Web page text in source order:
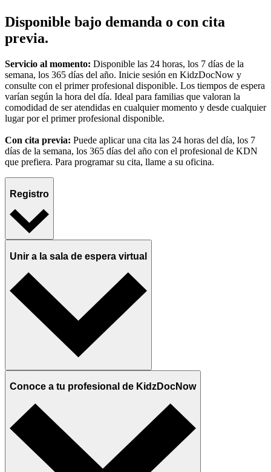
Disponible bajo demanda o con cita
previa.
Servicio al momento: Disponible las 24 horas, los 7 días de la
semana, los 365 días del año. Inicie sesión en KidzDocNow y
consulte con el primer profesional disponible. Los tiempos de espera
varían según la hora del día. Ideal para familias que valoran la
comodidad de ser atendidas en cualquier momento y desde cualquier
lugar por el primer profesional disponible.
Con cita previa: Puede aplicar una cita las 24 horas del día, los 7
días de la semana, los 365 días del año con el profesional de KDN
que prefiera. Para programar su cita, llame a su oficina.
Registro
Unir a la sala de espera virtual
Conoce a tu profesional de KidzDocNow